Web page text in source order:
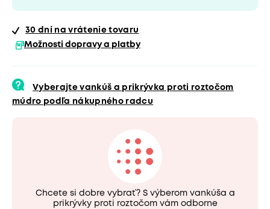
30 dní na vrátenie tovaru
Možnosti dopravy a platby
Vyberajte vankúš a prikrývka proti roztočom
múdro podľa nákupného radcu
Chcete si dobre vybrať? S výberom vankúša a
prikrývky proti roztočom vám odborne